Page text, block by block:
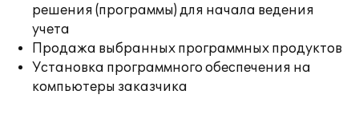
решения (программы) для начала ведения
учета
Продажа выбранных программных продуктов
Установка программного обеспечения на
компьютеры заказчика